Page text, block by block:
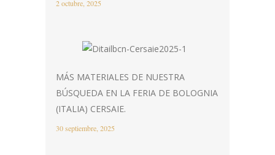
2 octubre, 2025
MÁS MATERIALES DE NUESTRA
BÚSQUEDA EN LA FERIA DE BOLOGNIA
(ITALIA) CERSAIE.
30 septiembre, 2025